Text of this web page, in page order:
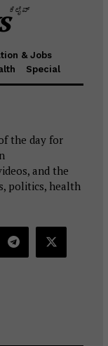
ಕೆಲೈವ್
& Jobs
Special
the day for
and the
politics, health